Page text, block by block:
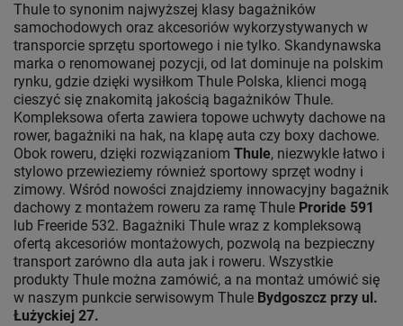
Thule to synonim najwyższej klasy bagażników
samochodowych oraz akcesoriów wykorzystywanych w
transporcie sprzętu sportowego i nie tylko. Skandynawska
marka o renomowanej pozycji, od lat dominuje na polskim
rynku, gdzie dzięki wysiłkom Thule Polska, klienci mogą
cieszyć się znakomitą jakością bagażników Thule.
Kompleksowa oferta zawiera topowe uchwyty dachowe na
rower, bagażniki na hak, na klapę auta czy boxy dachowe.
Obok roweru, dzięki rozwiązaniom Thule, niezwykle łatwo i
stylowo przewieziemy również sportowy sprzęt wodny i
zimowy. Wśród nowości znajdziemy innowacyjny bagażnik
dachowy z montażem roweru za ramę Thule Proride 591
lub Freeride 532. Bagażniki Thule wraz z kompleksową
ofertą akcesoriów montażowych, pozwolą na bezpieczny
transport zarówno dla auta jak i roweru. Wszystkie
produkty Thule można zamówić, a na montaż umówić się
w naszym punkcie serwisowym Thule Bydgoszcz przy ul.
Łużyckiej 27.